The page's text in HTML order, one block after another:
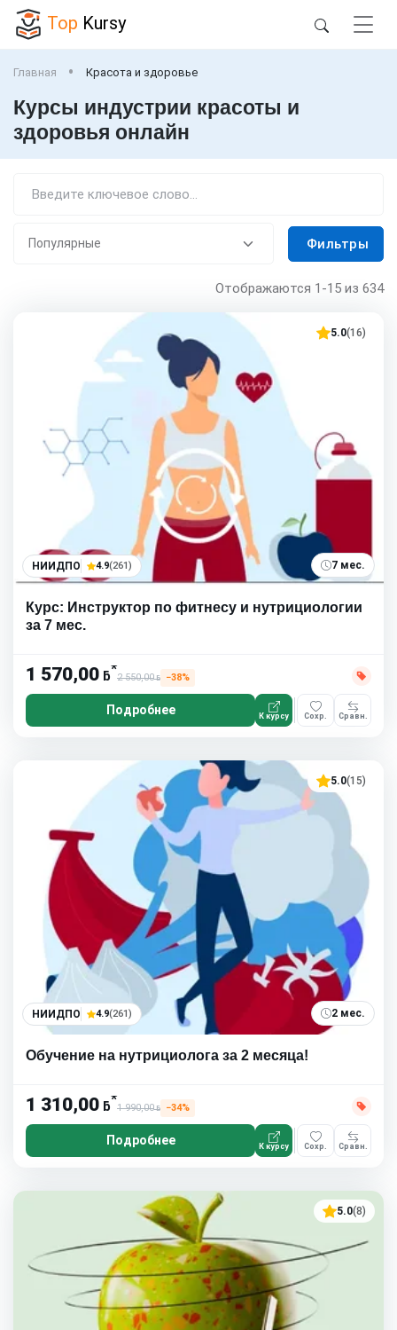
Top Kursy
Главная Красота и здоровье
Курсы индустрии красоты и
здоровья онлайн
Фильтры
Отображаются 1-15 из 634
5.0(16)
НИИДПО 4.9(261) 7 мес.
Курс: Инструктор по фитнесу и нутрициологии
за 7 мес.
1 570,00 ƃ*
2 550,00ƃ −38%
Подробнее К курсу Сохр. Сравн.
5.0(15)
НИИДПО 4.9(261) 2 мес.
Обучение на нутрициолога за 2 месяца!
1 310,00 ƃ*
1 990,00ƃ −34%
Подробнее К курсу Сохр. Сравн.
5.0(8)